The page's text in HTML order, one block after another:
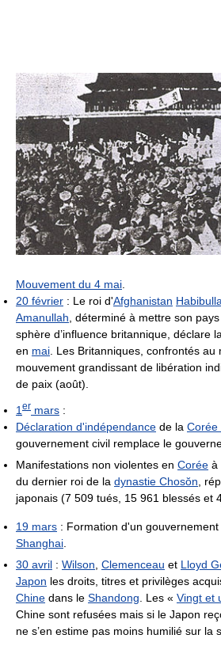
Mouvement du 4 mai
20 février : Le roi d'Afghanistan
Amanullah , déterminé à mettre son
sphère d’influence britannique, déclare
en mai . Les Britanniques, confrontés
mouvement grandissant de libération
de paix (août).
1 er mars :
Déclaration d'indépendance de la Corée
gouvernement civil remplace le
Manifestations non violentes en Corée à
du dernier roi de la dynastie Chosŏn ,
japonais (7 509 tués, 15 961 blessés et
19 mars : Formation d'un gouvernement
Shanghai
30 avril : Wilson Clemenceau et Lloyd
Japon les droits, titres et privilèges
Chine dans le Shandong . Les « Vingt et
Chine sont refusées mais si le Japon
ne s’en estime pas moins humilié sur la